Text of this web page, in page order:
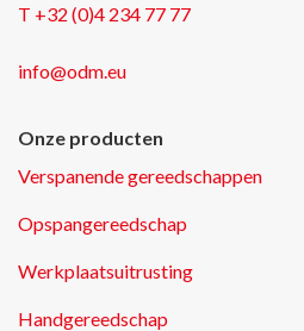
T +32 (0)4 234 77 77
info@odm.eu
Onze producten
Verspanende gereedschappen
Opspangereedschap
Werkplaatsuitrusting
Handgereedschap